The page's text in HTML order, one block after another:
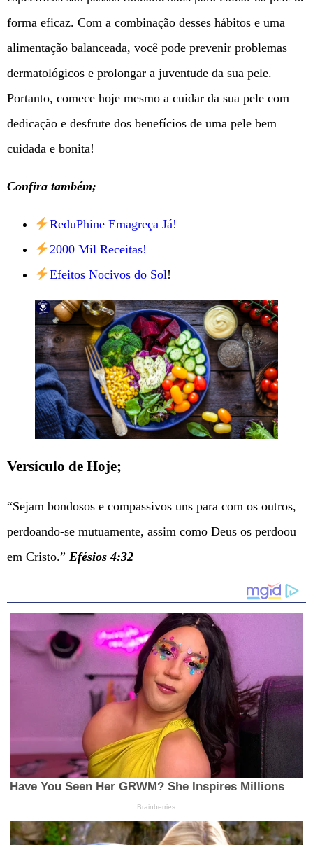
forma eficaz. Com a combinação desses hábitos e uma
alimentação balanceada, você pode prevenir problemas
dermatológicos e prolongar a juventude da sua pele.
Portanto, comece hoje mesmo a cuidar da sua pele com
dedicação e desfrute dos benefícios de uma pele bem
cuidada e bonita!
Confira também;
ReduPhine Emagreça Já!
2000 Mil Receitas!
Efeitos Nocivos do Sol!
Versículo de Hoje;
“Sejam bondosos e compassivos uns para com os outros,
perdoando-se mutuamente, assim como Deus os perdoou
em Cristo.” Efésios 4:32